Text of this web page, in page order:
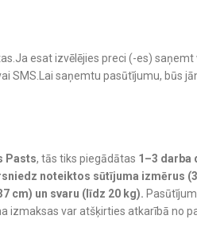
esat izvēlējies preci (-es)
SMS.Lai saņemtu pasūtījumu, būs
Pasts, tās tiks piegādātas 1–3 darba
noteiktos sūtījuma izmērus
cm) un svaru (līdz 20 kg).
izmaksas var atšķirties atkarībā no